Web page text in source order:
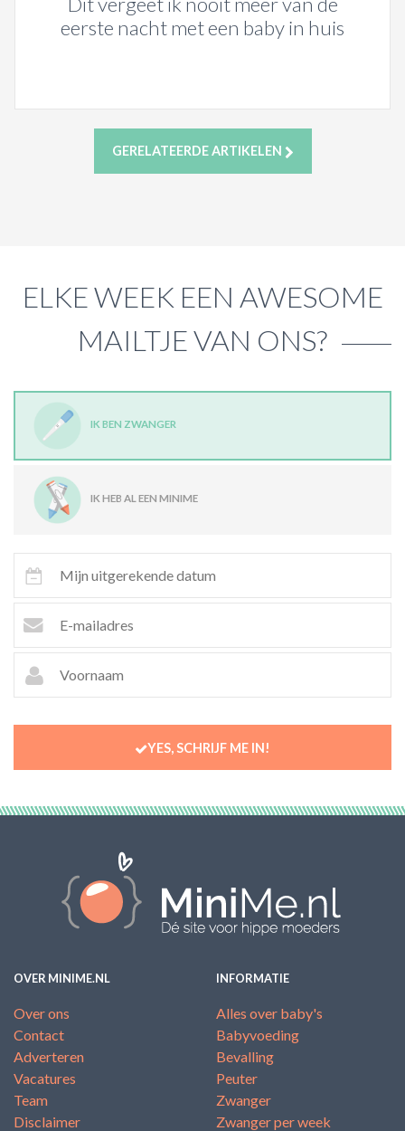
eerste nacht met een baby in huis
GERELATEERDE ARTIKELEN
ELKE WEEK EEN AWESOME
MAILTJE VAN ONS?
IK BEN ZWANGER
IK HEB AL EEN MINIME
YES, SCHRIJF ME IN!
OVER MINIME.NL
Over ons
Contact
Adverteren
Vacatures
Team
Disclaimer
INFORMATIE
Alles over baby's
Babyvoeding
Bevalling
Peuter
Zwanger
Zwanger per week